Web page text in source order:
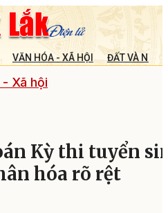
VĂN HÓA - XÃ HỘI ĐẤT VÀ
Xã hội
Kỳ thi tuyển
hóa rõ rệt